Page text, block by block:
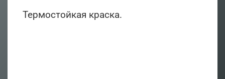
Термостойкая краска.